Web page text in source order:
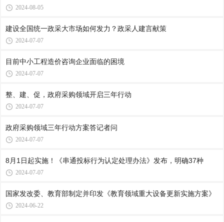
2024-08-05
建设全国统一政采大市场如何发力？政采人建言献策
2024-07-07
目前中小工程造价咨询企业面临的困境
2024-07-07
整、建、促，政府采购领域开启三年行动
2024-07-07
政府采购领域三年行动方案答记者问
2024-07-07
8月1日起实施！《串通投标行为认定处理办法》发布，明确37种
2024-07-07
国家发改委、教育部制定并印发《教育领域重大设备更新实施方案》
2024-06-22